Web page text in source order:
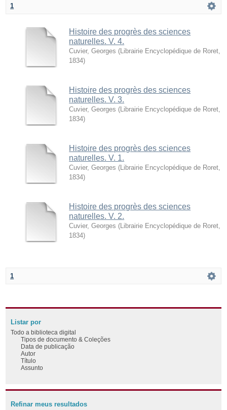
1
Histoire des progrès des sciences
naturelles. V. 4.
Cuvier, Georges ( Librairie Encyclopédique de Roret
1834)
Histoire des progrès des sciences
naturelles. V. 3.
Cuvier, Georges ( Librairie Encyclopédique de Roret
1834)
Histoire des progrès des sciences
naturelles. V. 1.
Cuvier, Georges ( Librairie Encyclopédique de Roret
1834)
Histoire des progrès des sciences
naturelles. V. 2.
Cuvier, Georges ( Librairie Encyclopédique de Roret
1834)
1
Listar por
Todo a biblioteca digital
Tipos de documento & Coleções
Data de publicação
Autor
Título
Assunto
Refinar meus resultados